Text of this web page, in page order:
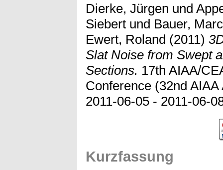
Dierke, Jürgen und
Siebert und Bauer,
Ewert, Roland (2011)
Slat Noise from Swept
Sections. 17th AIAA/
Conference (32nd
2011-06-05 - 2011-06-
Kurzfassung